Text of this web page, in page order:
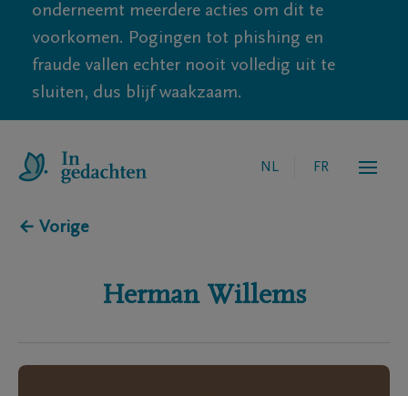
onderneemt meerdere acties om dit te
voorkomen. Pogingen tot phishing en
fraude vallen echter nooit volledig uit te
sluiten, dus blijf waakzaam.
NL FR
← Vorige
Herman Willems